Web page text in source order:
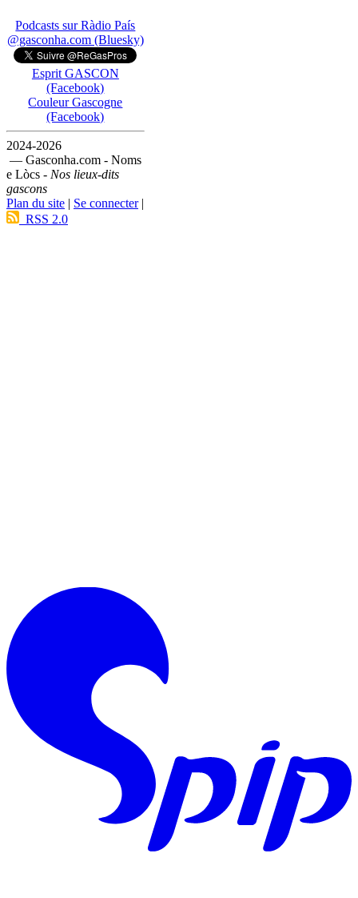
Podcasts sur Ràdio País
@gasconha.com (Bluesky)
Esprit GASCON
(Facebook)
Couleur Gascogne
(Facebook)
2024-2026
— Gasconha.com - Noms
e Lòcs - Nos lieux-dits
gascons
Plan du site | Se connecter|
RSS 2.0